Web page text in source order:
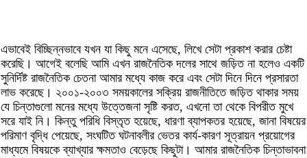
এভাবেই বিচ্ছিন্নভাবে যখন যা কিছু মনে এসেছে, লিখে সেটা প্রকাশ করার চেষ্টা
করেছি। আগেই বলেছি আমি এখন রাজনৈতিক দলের সাথে জড়িত না হলেও একটি
সুনির্দিষ্ট রাজনৈতিক চেতনা আমার মধ্যে কাজ করে এবং সেটা দিনে দিনে প্রসারতা
লাভ করেছে। ২০০১-২০০৩ সময়কালের সক্রিয় রাজনীতিতে জড়িত থাকার সময়
যে চিন্তাগুলো মনের মধ্যে উত্তেজনা সৃষ্টি করত, এখনো তা থেকে বিপরীত মুখে
সরে যাই নি। কিন্তু পরিধি বিস্তৃত হয়েছে, ধারণা ব্যাপকতর হয়েছে, জানা বিষয়ের
পরিমাণ বৃদ্ধি পেয়েছে, সংঘটিত ঘটনাবলীর ভেতর কার্য-কারণ সূত্রায়ন প্রয়োগের
মাধ্যমে বিষয়কে ব্যাখ্যার ক্ষমতাও বেড়েছে কিছুটা। আমার রাজনৈতিক চিন্তাভাবনা